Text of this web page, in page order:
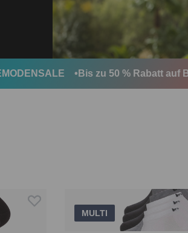
Bis zu 50 % Rabatt auf
MULTI